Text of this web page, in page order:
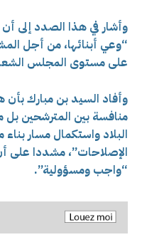
وأشار في هذا الصدد إلى أن
“وعي أبنائها، من أجل
على مستوى المجلس
وأفاد السيد بن مبارك
منافسة بين المترشحين
البلاد واستكمال مسار
الإصلاحات”، مشددا على
“واجب ومسؤولية”.